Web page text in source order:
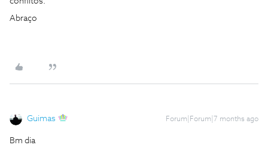
Abraço
Guimas Forum|Forum|7 months ago
Bm dia